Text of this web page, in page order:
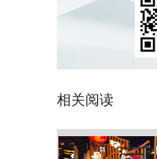
相关阅读